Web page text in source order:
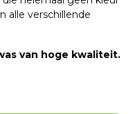
alle verschillende
van hoge kwaliteit.